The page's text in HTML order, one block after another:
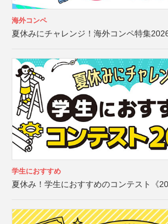
海外コンペ
夏休みにチャレンジ！海外コンペ特集
学生におすすめ
夏休み！学生におすすめのコンテスト《